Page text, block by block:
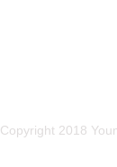
Copyright 2018